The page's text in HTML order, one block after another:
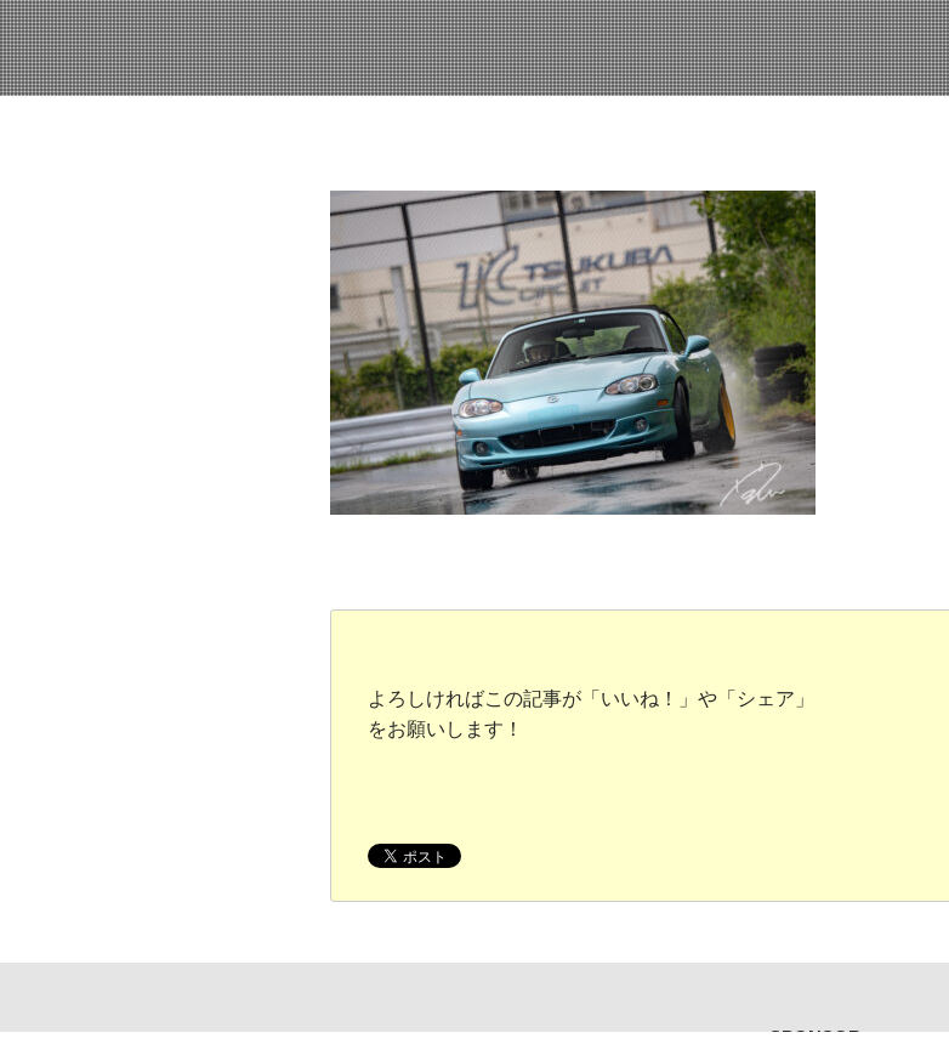
よろしければこの記事が「いいね！」や「シェア」
をお願いします！
SPONSOR